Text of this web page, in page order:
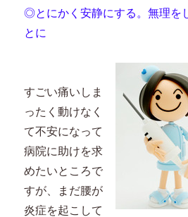
◎とにかく安静にする。無理を
とに
すごい痛いしま
ったく動けなく
て不安になって
病院に助けを求
めたいところで
すが、まだ腰が
炎症を起こして